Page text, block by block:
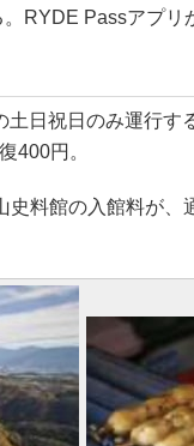
RYDE Passアプリ
日祝日のみ運行す
400円。
料館の入館料が、